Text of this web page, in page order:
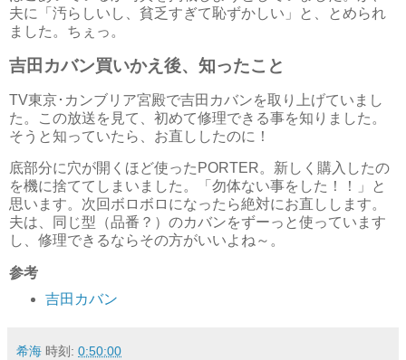
夫に「汚らしいし、貧乏すぎて恥ずかしい」と、とめられ
ました。ちぇっ。
吉田カバン買いかえ後、知ったこと
TV東京･カンブリア宮殿で吉田カバンを取り上げていまし
た。この放送を見て、初めて修理できる事を知りました。
そうと知っていたら、お直ししたのに！
底部分に穴が開くほど使ったPORTER。新しく購入したの
を機に捨ててしまいました。「勿体ない事をした！！」と
思います。次回ボロボロになったら絶対にお直しします。
夫は、同じ型（品番？）のカバンをずーっと使っています
し、修理できるならその方がいいよね～。
参考
吉田カバン
希海 時刻: 0:50:00